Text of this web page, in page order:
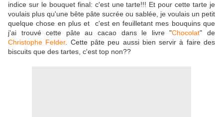
indice sur le bouquet final: c'est une tarte!!! Et pour cette tarte je
voulais plus qu'une bête pâte sucrée ou sablée, je voulais un petit
quelque chose en plus et c'est en feuilletant mes bouquins que
j'ai trouvé cette pâte au cacao dans le livre "Chocolat" de
Christophe Felder. Cette pâte peu aussi bien servir à faire des
biscuits que des tartes, c'est top non??